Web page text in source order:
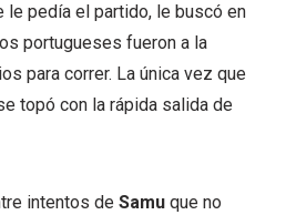
le pedía el partido, le buscó en
portugueses fueron a la
para correr. La única vez que
topó con la rápida salida de
intentos de Samu que no